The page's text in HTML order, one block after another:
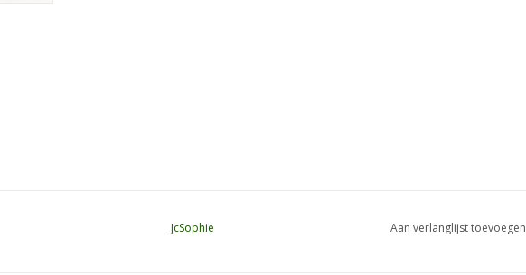
JcSophie Aan verlanglijst toevoegen